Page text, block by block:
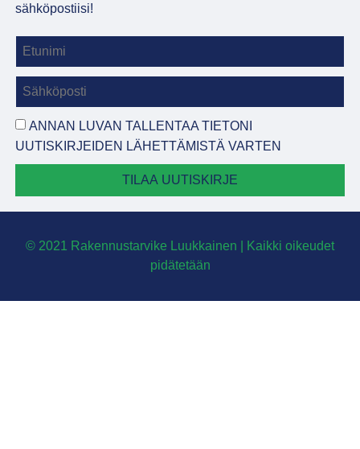
sähköpostiisi!
ANNAN LUVAN TALLENTAA TIETONI
UUTISKIRJEIDEN LÄHETTÄMISTÄ VARTEN
TILAA UUTISKIRJE
© 2021 Rakennustarvike Luukkainen | Kaikki oikeudet
pidätetään